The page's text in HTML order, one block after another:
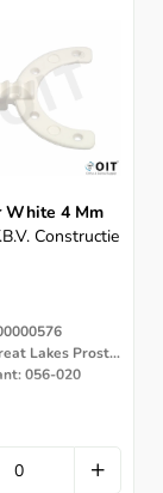
White 4 Mm
Constructie
Fabrikant: Great Lakes Prostodontics
056-020